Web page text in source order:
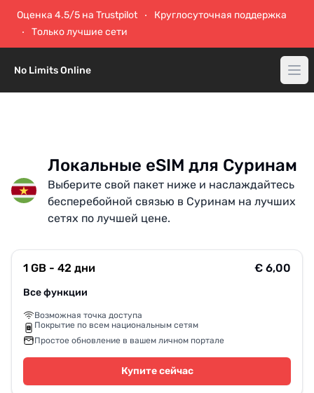
Оценка 4.5/5 на Trustpilot
Круглосуточная поддержка
Только лучшие сети
No Limits Online
Локальные eSIM для Суринам
Выберите свой пакет ниже и наслаждайтесь
бесперебойной связью в Суринам на лучших
сетях по лучшей цене.
1 GB - 42 дни € 6,00
Все функции
Возможная точка доступа
Покрытие по всем национальным сетям
Простое обновление в вашем личном портале
Купите сейчас